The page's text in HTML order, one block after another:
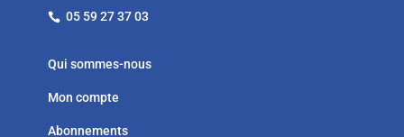
 05 59 27 37 03
Qui sommes-nous
Mon compte
Abonnements